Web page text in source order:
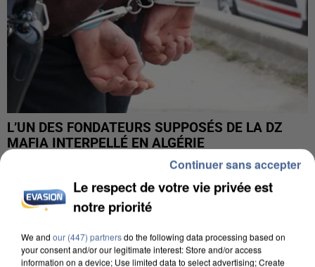
L’UN DES FONDATEURS SUPPOSÉS DE LA DZ
MAFIA INTERPELLÉ EN ALGÉRIE
Le respect de votre vie privée est
notre priorité
We and our (447) partnersdo the following data processing based on
your consent and/or our legitimate interest: Store and/or access
information on a device; Use limited data to select advertising; Create
Continuer sans accepter